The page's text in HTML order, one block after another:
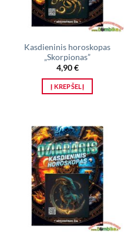
Kasdieninis horoskopas
„Skorpionas”
4,90€
Į KREPŠELĮ